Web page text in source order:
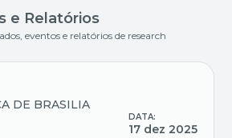
e Relatórios
eventos e relatórios de research
DE BRASILIA
DATA:
17 dez 2025